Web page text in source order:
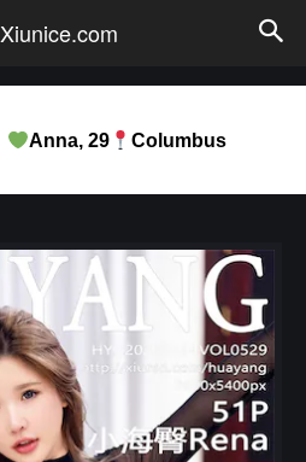
Xiunice.com
Anna, 29 Columbus